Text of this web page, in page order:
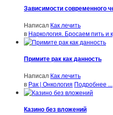
Зависимости современного
Написал Как лечить
в Наркология. Бросаем пить и
Примите рак как данность
Написал Как лечить
в Рак | Онкология Подробнее ...
Казино без вложений